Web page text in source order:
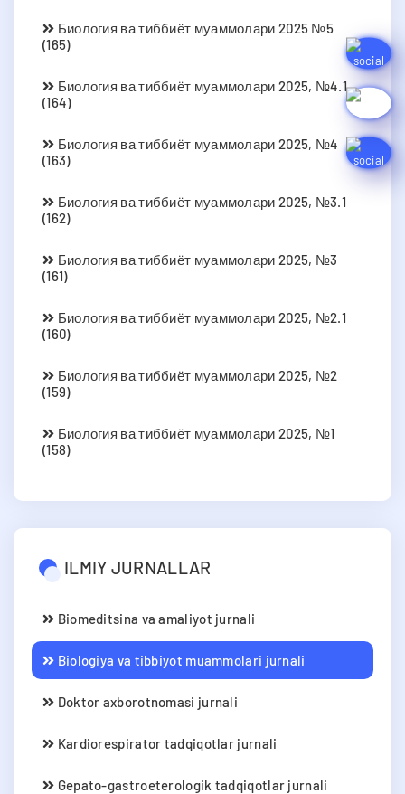
Биология ва тиббиёт муаммолари 2025 №5
(165)
Биология ва тиббиёт муаммолари 2025, №4.1
(164)
Биология ва тиббиёт муаммолари 2025, №4
(163)
Биология ва тиббиёт муаммолари 2025, №3.1
(162)
Биология ва тиббиёт муаммолари 2025, №3
(161)
Биология ва тиббиёт муаммолари 2025, №2.1
(160)
Биология ва тиббиёт муаммолари 2025, №2
(159)
Биология ва тиббиёт муаммолари 2025, №1
(158)
ILMIY JURNALLAR
Biomeditsina va amaliyot jurnali
Biologiya va tibbiyot muammolari jurnali
Doktor axborotnomasi jurnali
Kardiorespirator tadqiqotlar jurnali
Gepato-gastroeterologik tadqiqotlar jurnali